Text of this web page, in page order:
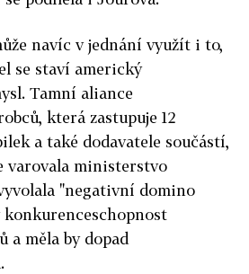
navíc v jednání využít i to,
se staví americký
Tamní aliance
která zastupuje 12
a také dodavatele součástí,
varovala ministerstvo
"negativní domino
konkurenceschopnost
a měla by dopad